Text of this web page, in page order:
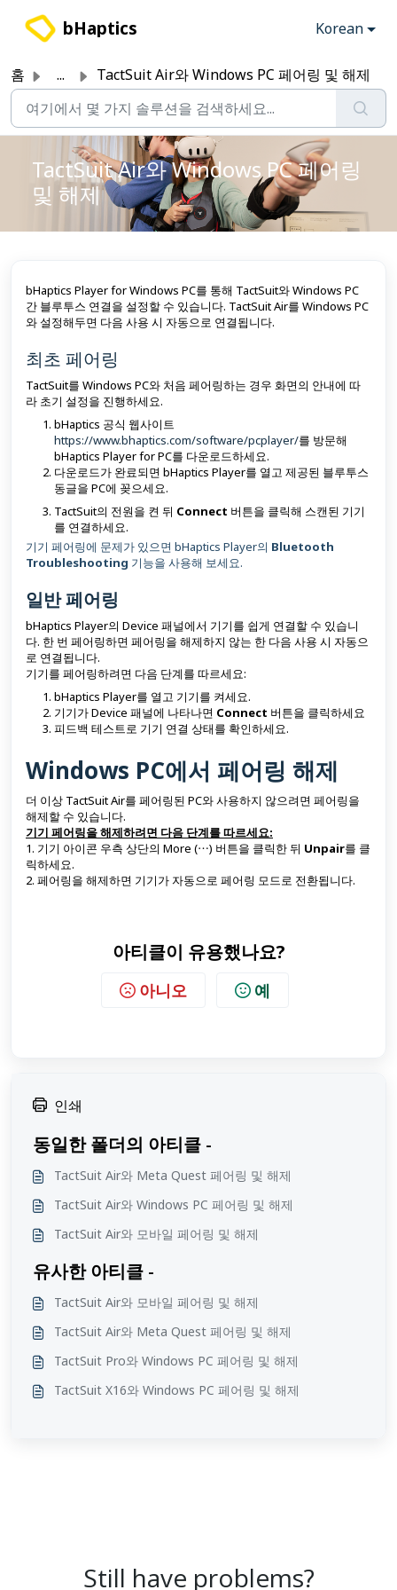
bHaptics Korean
홈 ... TactSuit Air와 Windows PC 페어링 및 해제
TactSuit Air와 Windows PC 페어링
및 해제
bHaptics Player for Windows PC를 통해 TactSuit와 Windows PC
간 블루투스 연결을 설정할 수 있습니다. TactSuit Air를 Windows PC
와 설정해두면 다음 사용 시 자동으로 연결됩니다.
최초 페어링
TactSuit를 Windows PC와 처음 페어링하는 경우 화면의 안내에 따
라 초기 설정을 진행하세요.
bHaptics 공식 웹사이트
https://www.bhaptics.com/software/pcplayer/를 방문해
bHaptics Player for PC를 다운로드하세요.
다운로드가 완료되면 bHaptics Player를 열고 제공된 블루투스
동글을 PC에 꽂으세요.
TactSuit의 전원을 켠 뒤 Connect 버튼을 클릭해 스캔된 기기
를 연결하세요.
기기 페어링에 문제가 있으면 bHaptics Player의 Bluetooth
Troubleshooting 기능을 사용해 보세요.
일반 페어링
bHaptics Player의 Device 패널에서 기기를 쉽게 연결할 수 있습니
다. 한 번 페어링하면 페어링을 해제하지 않는 한 다음 사용 시 자동으
로 연결됩니다.
기기를 페어링하려면 다음 단계를 따르세요:
bHaptics Player를 열고 기기를 켜세요.
기기가 Device 패널에 나타나면 Connect 버튼을 클릭하세요
피드백 테스트로 기기 연결 상태를 확인하세요.
Windows PC에서 페어링 해제
더 이상 TactSuit Air를 페어링된 PC와 사용하지 않으려면 페어링을
해제할 수 있습니다.
기기 페어링을 해제하려면 다음 단계를 따르세요:
1. 기기 아이콘 우측 상단의 More (⋯) 버튼을 클릭한 뒤 Unpair를 클
릭하세요.
2. 페어링을 해제하면 기기가 자동으로 페어링 모드로 전환됩니다.
아티클이 유용했나요?
아니오 예
인쇄
동일한 폴더의 아티클 -
TactSuit Air와 Meta Quest 페어링 및 해제
TactSuit Air와 Windows PC 페어링 및 해제
TactSuit Air와 모바일 페어링 및 해제
유사한 아티클 -
TactSuit Air와 모바일 페어링 및 해제
TactSuit Air와 Meta Quest 페어링 및 해제
TactSuit Pro와 Windows PC 페어링 및 해제
TactSuit X16와 Windows PC 페어링 및 해제
Still have problems?